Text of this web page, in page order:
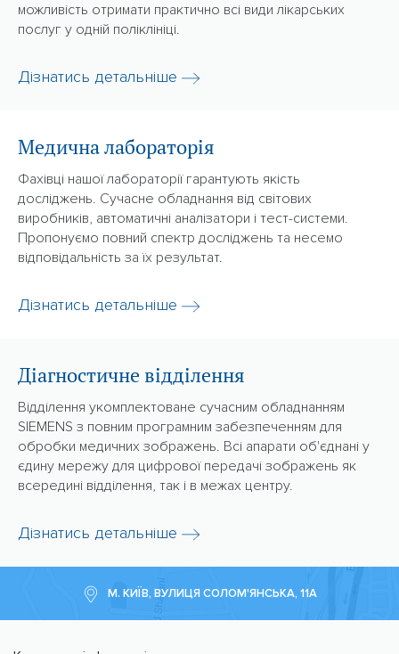
можливість отримати практично всі види лікарських
послуг у одній поліклініці.
Дізнатись детальніше
Медична лабораторія
Фахівці нашої лабораторії гарантують якість
досліджень. Сучасне обладнання від світових
виробників, автоматичні аналізатори і тест-системи.
Пропонуємо повний спектр досліджень та несемо
відповідальність за їх результат.
Дізнатись детальніше
Діагностичне відділення
Відділення укомплектоване сучасним обладнанням
SIEMENS з повним програмним забезпеченням для
обробки медичних зображень. Всі апарати об'єднані у
єдину мережу для цифрової передачі зображень як
всередині відділення, так і в межах центру.
Дізнатись детальніше
М. КИЇВ, ВУЛИЦЯ СОЛОМ'ЯНСЬКА, 11А